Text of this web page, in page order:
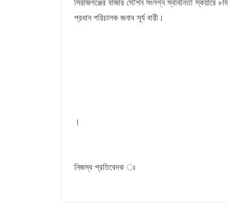
প্রধান পরিচালক জনাব সূর্য বারী।
।
নিজস্ব প্রতিবেদক ঃ